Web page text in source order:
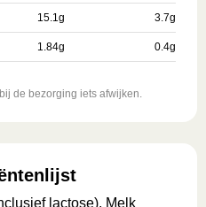
15.1g 3.7g
1.84g 0.4g
de bezorging iets afwijken.
lactose), Melk